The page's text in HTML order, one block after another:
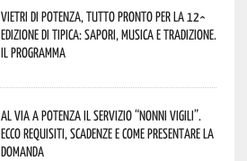
Vietri di Potenza, tutto pronto per la 12^
Edizione di Tipica: sapori, musica e tradizione.
Il programma
Al via a Potenza il servizio “Nonni Vigili”.
Ecco requisiti, scadenze e come presentare la
domanda